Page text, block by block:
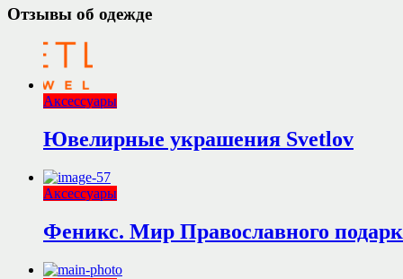
Отзывы об одежде
Аксессуары
Ювелирные украшения Svetlov
Аксессуары
Феникс. Мир Православного